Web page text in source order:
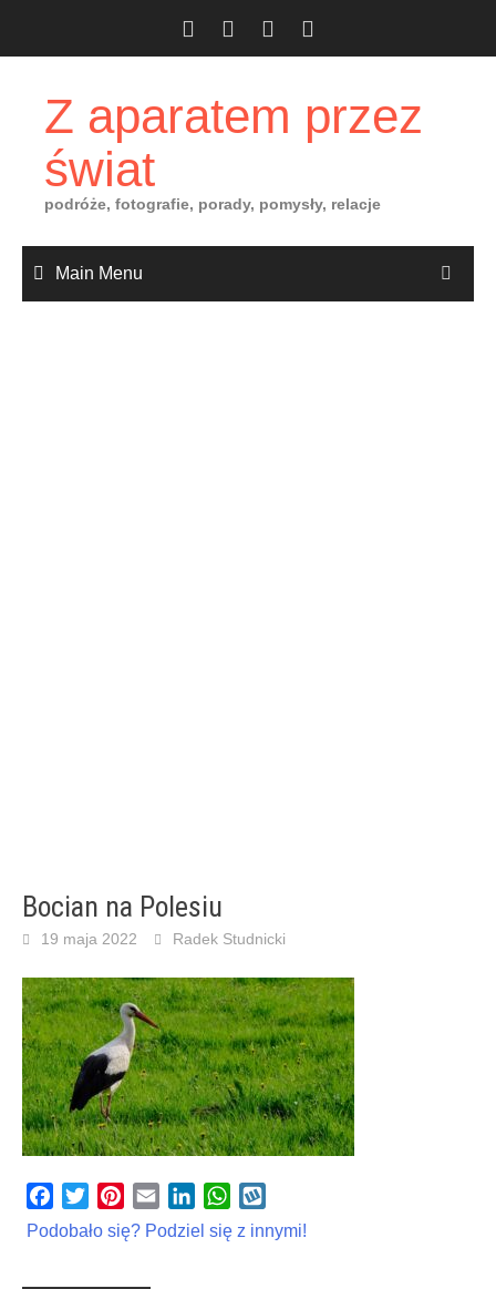
Z aparatem przez
świat
podróże, fotografie, porady, pomysły, relacje
Main Menu
Bocian na Polesiu
19 maja 2022 Radek Studnicki
Facebook
TwitterPinterest
Email LinkedInWhatsApp
Podobało się? Podziel się z innymi!